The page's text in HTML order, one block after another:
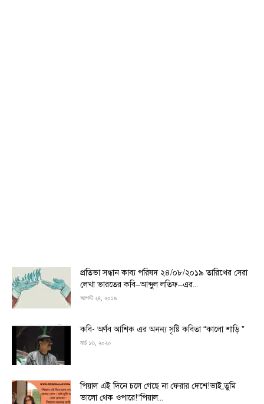
প্রতিভা সন্ধান কাব্য পরিষদ ২৪/০৮/২০১৯ তারিখের সেরা
লেখা ভারতের কবি–আব্দুল লতিফ–এর...
আগস্ট ২৪, ২০১৯
কবি- অর্ণব আশিক এর অনন্য সৃষ্টি কবিতা “কালো শাড়ি ”
মার্চ ১৩, ২০২০
পিয়াল এই দিনে চলে গেছে না ফেরার দেশে!ভাই,তুমি
ভালো থেক ওপারে!“পিয়াল...